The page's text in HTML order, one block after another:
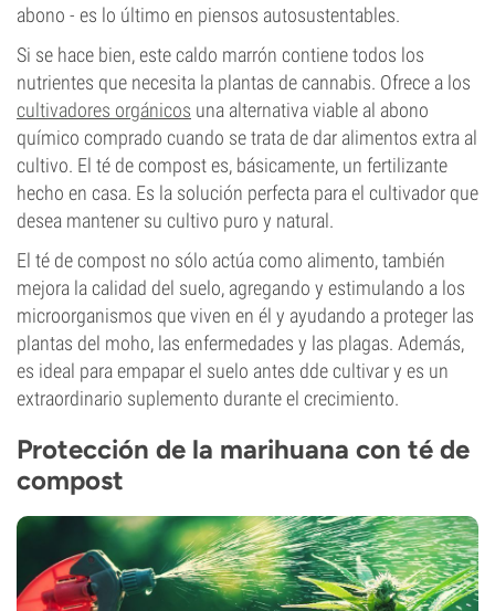
abono - es lo último en piensos autosustentables.
Si se hace bien, este caldo marrón contiene todos los
nutrientes que necesita la plantas de cannabis. Ofrece a los
cultivadores orgánicos una alternativa viable al abono
químico comprado cuando se trata de dar alimentos extra al
cultivo. El té de compost es, básicamente, un fertilizante
hecho en casa. Es la solución perfecta para el cultivador que
desea mantener su cultivo puro y natural.
El té de compost no sólo actúa como alimento, también
mejora la calidad del suelo, agregando y estimulando a los
microorganismos que viven en él y ayudando a proteger las
plantas del moho, las enfermedades y las plagas. Además,
es ideal para empapar el suelo antes dde cultivar y es un
extraordinario suplemento durante el crecimiento.
Protección de la marihuana con té de
compost